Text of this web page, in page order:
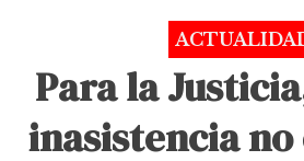
Para la
inasistencia no